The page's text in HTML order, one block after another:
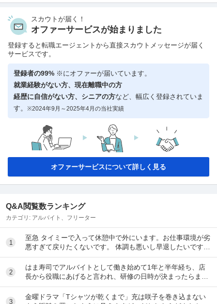
スカウトが届く！
オファーサービスが始まりました
登録すると転職エージェントから直接スカウトメッセージが届く
サービスです。
登録者の99% ※にオファーが届いています。
就業経験がない方、現在離職中の方
経歴に自信がない方、シニアの方など、幅広く登録されていま
す。 ※2024年9月～2025年4月の当社実績
オファーサービスについて詳しく見る
Q&A閲覧数ランキング
カテゴリ: アルバイト、フリーター
1
至急 タイミーで入って休憩中で外にいます。お仕事環境が劣
悪すぎて戻りたくないです。 体調も悪いし早退したいです。
電話したのですが通話中で一生繋がらなくて...
2
はま寿司でアルバイトとして働き始めて1年と半年経ち、店
長から役職にあげると言われ、研修の日時が決まったらまた
伝えると言われて1ヶ月が経ちました。 自分は心...
3
金曜ドラマ「Tシャツが乾くまで」充は咲子を巻き込まない